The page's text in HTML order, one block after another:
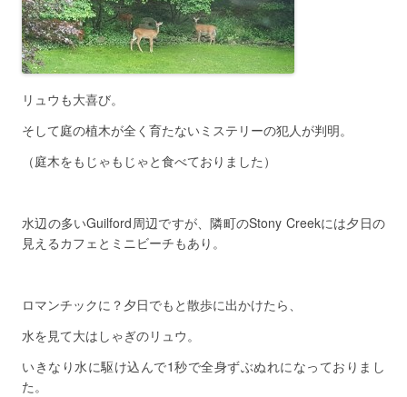
リュウも大喜び。
そして庭の植木が全く育たないミステリーの犯人が判明。
（庭木をもじゃもじゃと食べておりました）
水辺の多いGuilford周辺ですが、隣町のStony Creekには夕日の
見えるカフェとミニビーチもあり。
ロマンチックに？夕日でもと散歩に出かけたら、
水を見て大はしゃぎのリュウ。
いきなり水に駆け込んで1秒で全身ずぶぬれになっておりまし
た。